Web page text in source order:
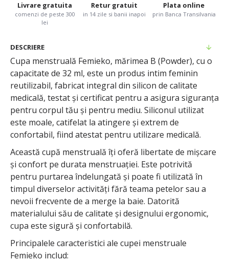
Livrare gratuita
comenzi de peste 300
lei
Retur gratuit
in 14 zile si banii inapoi
Plata online
prin Banca Transilvania
DESCRIERE
Cupa menstruală Femieko, mărimea B (Powder), cu o
capacitate de 32 ml, este un produs intim feminin
reutilizabil, fabricat integral din silicon de calitate
medicală, testat și certificat pentru a asigura siguranța
pentru corpul tău și pentru mediu. Siliconul utilizat
este moale, catifelat la atingere și extrem de
confortabil, fiind atestat pentru utilizare medicală.
Această cupă menstruală îți oferă libertate de mișcare
și confort pe durata menstruației. Este potrivită
pentru purtarea îndelungată și poate fi utilizată în
timpul diverselor activități fără teama petelor sau a
nevoii frecvente de a merge la baie. Datorită
materialului său de calitate și designului ergonomic,
cupa este sigură și confortabilă.
Principalele caracteristici ale cupei menstruale
Femieko includ: